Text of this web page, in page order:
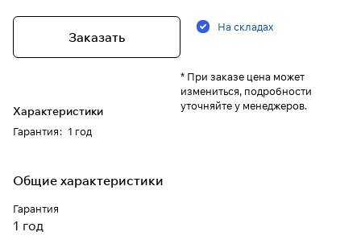
Заказать
Характеристики
Гарантия: 1 год
На складах
* При заказе цена может
измениться, подробности
уточняйте у менеджеров.
Общие характеристики
Гарантия
1 год